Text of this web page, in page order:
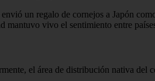
un regalo de cornejos a Japón
mantuvo vivo el sentimiento entre
el área de distribución nativa del